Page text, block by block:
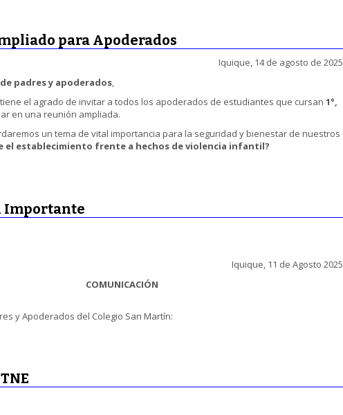
para Apoderados
Iquique, 14 de agosto de 2025
padres y apoderados,
tiene el agrado de invitar a todos los apoderados de estudiantes que cursan 1°,
en una reunión ampliada.
un tema de vital importancia para la seguridad y bienestar de nuestros
el establecimiento frente a hechos de violencia infantil?
Importante
Iquique, 11 de Agosto 2025
COMUNICACIÓN
y Apoderados del Colegio San Martín: